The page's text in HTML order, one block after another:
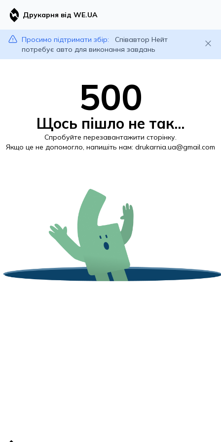
Друкарня від WE.UA
Просимо підтримати збір:
Співавтор Нейт
потребує авто для виконання завдань
500
Щось пішло не так...
Спробуйте перезавантажити сторінку.
Якщо це не допомогло, напишіть нам: drukarnia.ua@gmail.com